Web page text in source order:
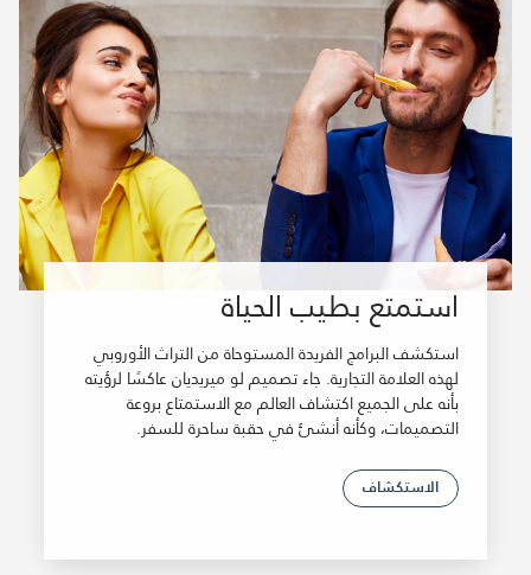
استمتع بطيب الحياة
استكشف البرامج الفريدة المستوحاة من التراث الأوروبي
لهذه العلامة التجارية. جاء تصميم لو ميريديان عاكسًا لرؤيته
بأنه على الجميع اكتشاف العالم مع الاستمتاع بروعة
التصميمات، وكأنه أنشئ في حقبة ساحرة للسفر.
الاستكشاف